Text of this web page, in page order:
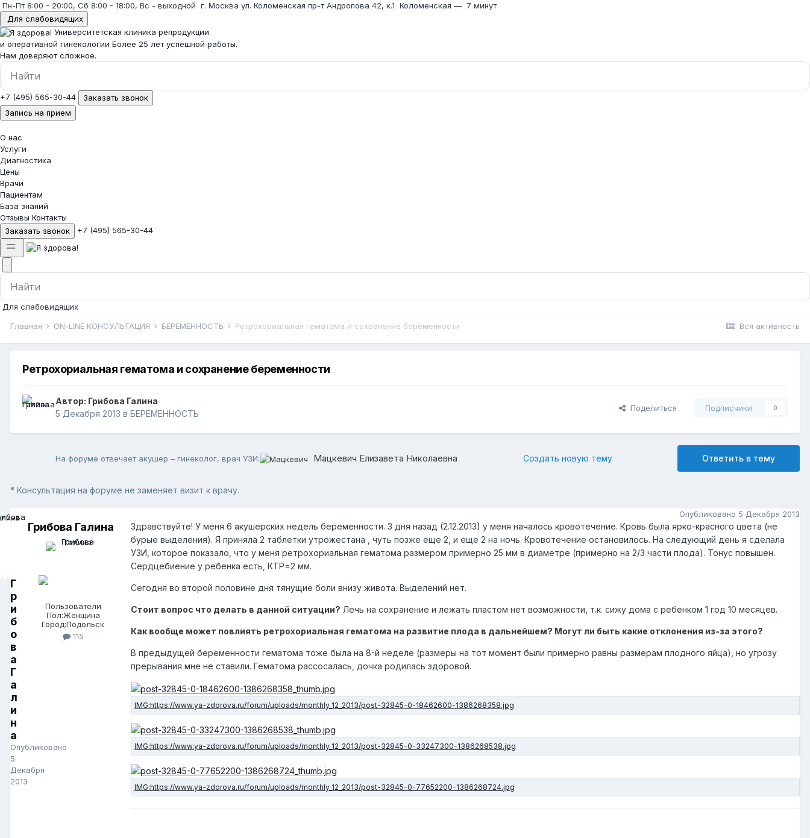
Пн-Пт 8:00 - 20:00, Сб 8:00 - 18:00, Вс - выходной г. Москва ул. Коломенская пр-т Андропова 42, к.1 Коломенская — 7 минут
Для слабовидящих
Университетская клиника репродукции
и оперативной гинекологии Более 25 лет успешной работы.
Нам доверяют сложное.
+7 (495) 565-30-44
Заказать звонок
Запись на прием
О нас
Услуги
Диагностика
Цены
Врачи
Пациентам
База знаний
Отзывы Контакты
Заказать звонок
+7 (495) 565-30-44
Для слабовидящих
Вся активность
Главная ON-LINE КОНСУЛЬТАЦИЯ БЕРЕМЕННОСТЬ Ретрохориальная гематома и сохранение беременности
Ретрохориальная гематома и сохранение беременности
Автор: Грибова Галина
5 Декабря 2013 в БЕРЕМЕННОСТЬ
Поделиться Подписчики 0
Ответить в тему
Создать новую тему
На форуме отвечает акушер – гинеколог, врач УЗИ: Мацкевич Елизавета Николаевна
* Консультация на форуме не заменяет визит к врачу.
Г
р
и
б
о
в
а
Г
а
л
и
н
а
Опубликовано
5
Декабря
2013
Грибова Галина
Пользователи
115
Пол:Женщина
Город:Подольск
Опубликовано 5 Декабря 2013
Здравствуйте! У меня 6 акушерских недель беременности. 3 дня назад (2.12.2013) у меня началось кровотечение. Кровь была ярко-красного цвета (не
бурые выделения). Я приняла 2 таблетки утрожестана , чуть позже еще 2, и еще 2 на ночь. Кровотечение остановилось. На следующий день я сделала
УЗИ, которое показало, что у меня ретрохориальная гематома размером примерно 25 мм в диаметре (примерно на 2/3 части плода). Тонус повышен.
Сердцебиение у ребенка есть, КТР=2 мм.
Сегодня во второй половине дня тянущие боли внизу живота. Выделений нет.
Стоит вопрос что делать в данной ситуации? Лечь на сохранение и лежать пластом нет возможности, т.к. сижу дома с ребенком 1 год 10 месяцев.
Как вообще может повлиять ретрохориальная гематома на развитие плода в дальнейшем? Могут ли быть какие отклонения из-за этого?
В предыдущей беременности гематома тоже была на 8-й неделе (размеры на тот момент были примерно равны размерам плодного яйца), но угрозу
прерывания мне не ставили. Гематома рассосалась, дочка родилась здоровой.